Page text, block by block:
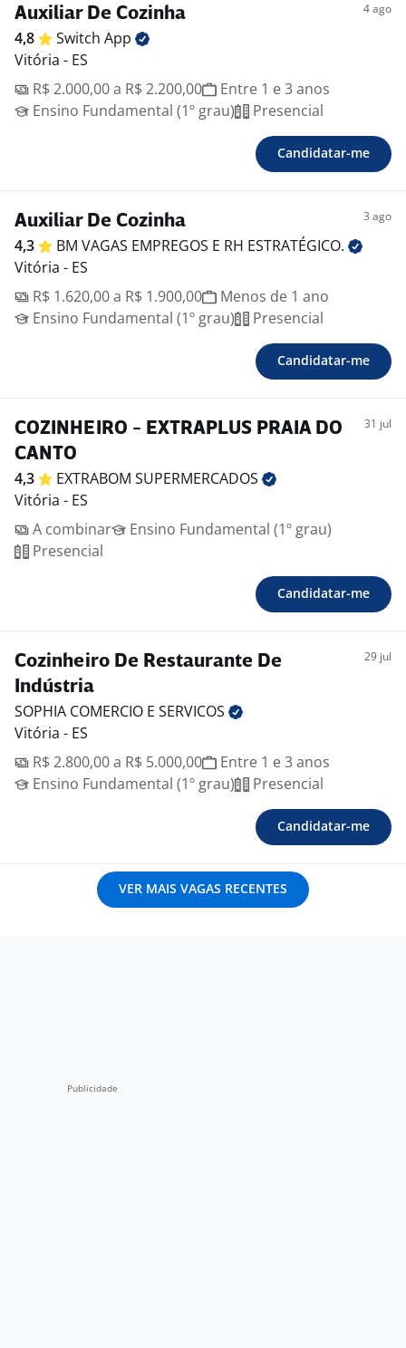
Auxiliar De Cozinha 4 ago
4,8 Switch App
Vitória - ES
R$ 2.000,00 a R$ 2.200,00
Entre 1 e 3 anos
Ensino Fundamental (1º grau)
Presencial
Candidatar-me
Auxiliar De Cozinha 3 ago
4,3 BM VAGAS EMPREGOS E RH ESTRATÉGICO.
Vitória - ES
R$ 1.620,00 a R$ 1.900,00
Menos de 1 ano
Ensino Fundamental (1º grau)
Presencial
Candidatar-me
COZINHEIRO - EXTRAPLUS PRAIA DO
CANTO
31 jul
4,3 EXTRABOM SUPERMERCADOS
Vitória - ES
A combinar
Ensino Fundamental (1º grau)
Presencial
Candidatar-me
Cozinheiro De Restaurante De
Indústria
29 jul
SOPHIA COMERCIO E SERVICOS
Vitória - ES
R$ 2.800,00 a R$ 5.000,00
Entre 1 e 3 anos
Ensino Fundamental (1º grau)
Presencial
Candidatar-me
VER MAIS VAGAS RECENTES